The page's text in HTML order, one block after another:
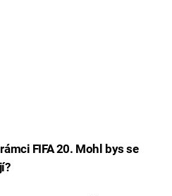
FIFA 20. Mohl bys se